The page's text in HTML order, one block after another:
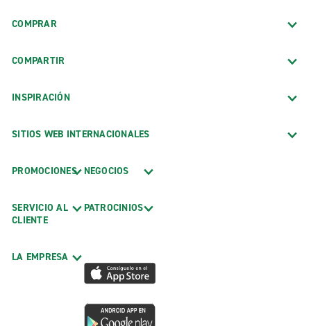
COMPRAR
COMPARTIR
INSPIRACIÓN
SITIOS WEB INTERNACIONALES
PROMOCIONES
SERVICIO AL
CLIENTE
LA EMPRESA
NEGOCIOS
PATROCINIOS